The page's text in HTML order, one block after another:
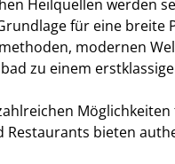
Heilquellen werden
für eine breite
modernen
zu einem
Restaurants bieten